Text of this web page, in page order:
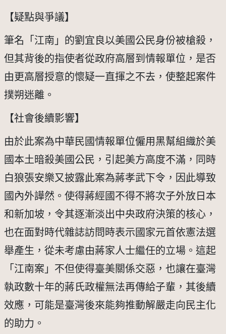
【疑點與爭議】
筆名「江南」的劉宜良以美國公民身份被槍殺，
但其背後的指使者從政府高層到情報單位，是否
由更高層授意的懷疑一直揮之不去，使整起案件
撲朔迷離。
【社會後續影響】
由於此案為中華民國情報單位僱用黑幫組織於美
國本土暗殺美國公民，引起美方高度不滿，同時
白狼張安樂又披露此案為蔣孝武下令，因此導致
國內外譁然。使得蔣經國不得不將次子外放日本
和新加坡，令其逐漸淡出中央政府決策的核心，
也在面對時代雜誌訪問時表示國家元首依憲法選
舉產生，從未考慮由蔣家人士繼任的立場。這起
「江南案」不但使得臺美關係交惡，也讓在臺灣
執政數十年的蔣氏政權無法再傳給子輩，其後續
效應，可能是臺灣後來能夠推動解嚴走向民主化
的助力。